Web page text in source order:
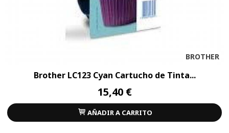
BROTHER
Brother LC123 Cyan Cartucho de Tinta...
15,40 €
AÑADIR A CARRITO